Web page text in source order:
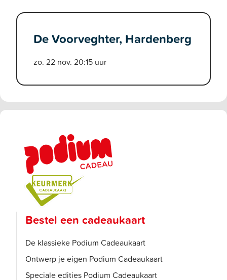
De Voorveghter, Hardenberg
zo. 22 nov. 20:15 uur
Bestel een cadeaukaart
De klassieke Podium Cadeaukaart
Ontwerp je eigen Podium Cadeaukaart
Speciale edities Podium Cadeaukaart